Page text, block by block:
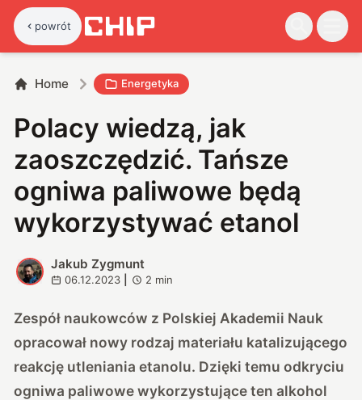
powrót
Home Energetyka
Polacy wiedzą, jak
zaoszczędzić. Tańsze
ogniwa paliwowe będą
wykorzystywać etanol
J
Jakub Zygmunt
06.12.2023 2 min
Zespół naukowców z Polskiej Akademii Nauk
opracował nowy rodzaj materiału katalizującego
reakcję utleniania etanolu. Dzięki temu odkryciu
ogniwa paliwowe wykorzystujące ten alkohol